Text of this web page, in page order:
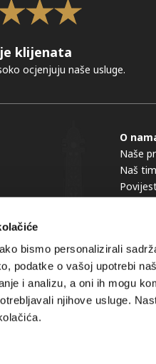
bismo personalizirali
podatke o vašoj upotrebi
i analizu, a oni ih mogu
njihove usluge.
klijenata
ocjenjuju naše usluge.
O
Naše
Naš
odricanja od odgovornosti|
Pitanja: